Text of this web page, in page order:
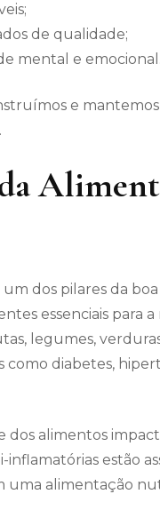
de qualidade;
mental e emocional.
e
dos pilares da
essenciais
legumes,
como diabetes,
dos alimentos
estão
uma alimentação